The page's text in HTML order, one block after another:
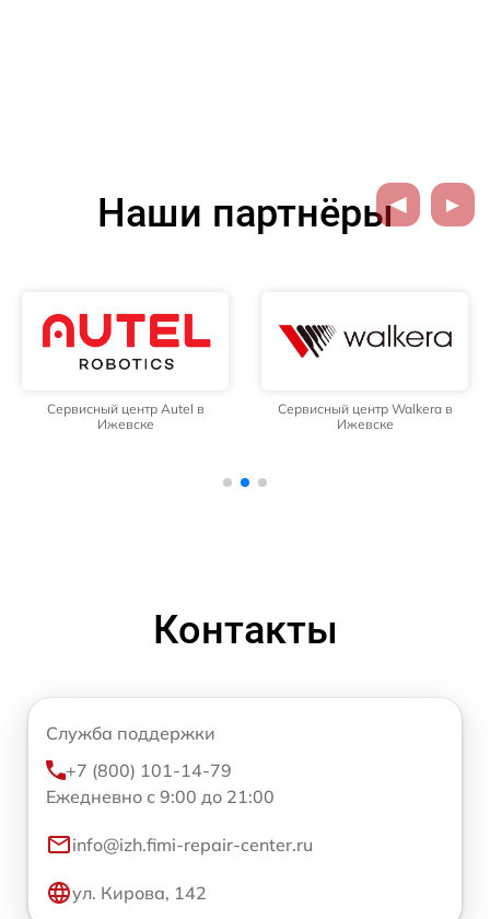
Наши партнёры
Сервисный центр Autel в
Ижевске
Сервисный центр Walkera в
Ижевске
Контакты
Служба поддержки
+7 (800) 101-14-79
Ежедневно с 9:00 до 21:00
info@izh.fimi-repair-center.ru
ул. Кирова, 142